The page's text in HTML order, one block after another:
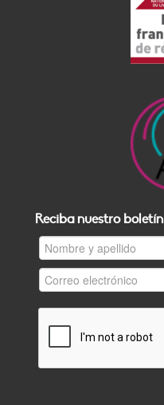
Reciba nuestro boletín